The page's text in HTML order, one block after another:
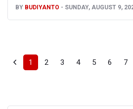
BY BUDIYANTO SUNDAY, AUGUST 9,
1 2 3 4 5 6 7